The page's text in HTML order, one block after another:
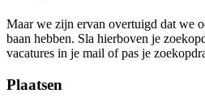
Maar we zijn ervan overtuigd dat we
baan hebben. Sla hierboven je
vacatures in je mail of pas je
Plaatsen